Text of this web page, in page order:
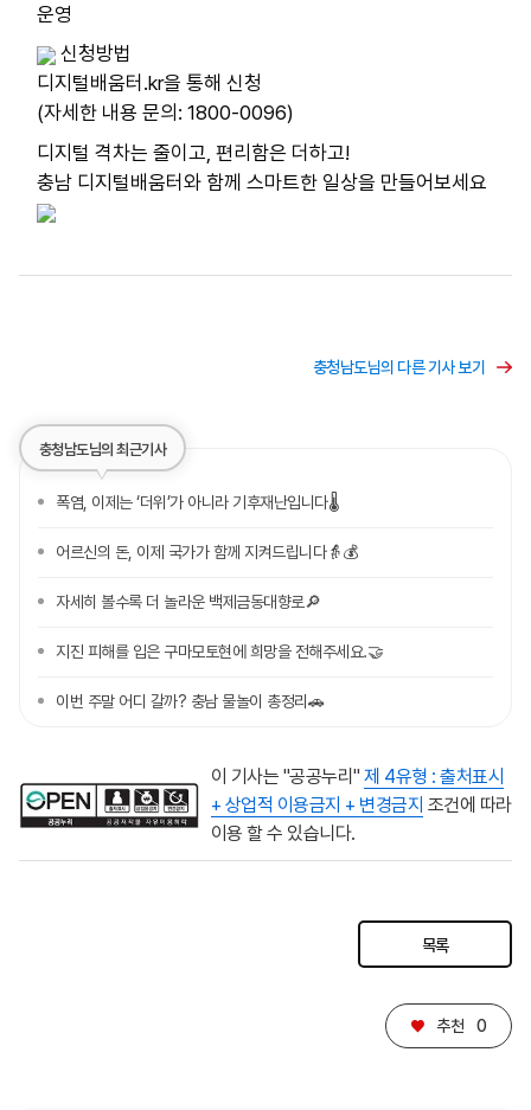
운영
신청방법
디지털배움터.kr을 통해 신청
(자세한 내용 문의: 1800-0096)
디지털 격차는 줄이고, 편리함은 더하고!
충남 디지털배움터와 함께 스마트한 일상을 만들어보세요
충청남도님의 다른 기사 보기
충청남도님의 최근기사
폭염, 이제는 ‘더위’가 아니라 기후재난입니다🌡️
어르신의 돈, 이제 국가가 함께 지켜드립니다👵💰
자세히 볼수록 더 놀라운 백제금동대향로🔎
지진 피해를 입은 구마모토현에 희망을 전해주세요.🤝
이번 주말 어디 갈까? 충남 물놀이 총정리🚗
이 기사는 "공공누리"제 4유형 : 출처표시
+ 상업적 이용금지 + 변경금지 조건에 따라
이용 할 수 있습니다.
목록
♥ 추천 0